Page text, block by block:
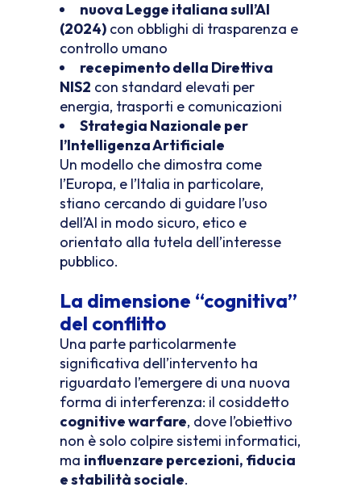
nuova Legge italiana sull’AI
(2024) con obblighi di trasparenza e
controllo umano
recepimento della Direttiva
NIS2 con standard elevati per
energia, trasporti e comunicazioni
Strategia Nazionale per
l’Intelligenza Artificiale
Un modello che dimostra come
l’Europa, e l’Italia in particolare,
stiano cercando di guidare l’uso
dell’AI in modo sicuro, etico e
orientato alla tutela dell’interesse
pubblico.
La dimensione “cognitiva”
del conflitto
Una parte particolarmente
significativa dell’intervento ha
riguardato l’emergere di una nuova
forma di interferenza: il cosiddetto
cognitive warfare, dove l’obiettivo
non è solo colpire sistemi informatici,
ma influenzare percezioni, fiducia
e stabilità sociale.